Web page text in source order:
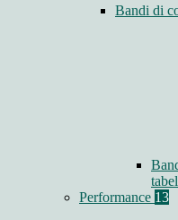
Bandi di
Performance 13